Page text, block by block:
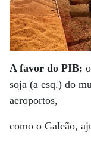
A favor do PIB:
soja (a esq.) do
aeroportos,
como o Galeão,